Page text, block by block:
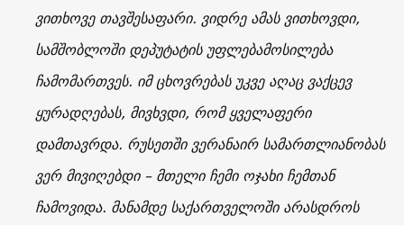
ვითხოვე თავშესაფარი. ვიდრე ამას ვითხოვდი,
სამშობლოში დეპუტატის უფლებამოსილება
ჩამომართვეს. იმ ცხოვრებას უკვე აღაც ვაქცევ
ყურადღებას, მივხვდი, რომ ყველაფერი
დამთავრდა. რუსეთში ვერანაირ სამართლიანობას
ვერ მივიღებდი – მთელი ჩემი ოჯახი ჩემთან
ჩამოვიდა. მანამდე საქართველოში არასდროს